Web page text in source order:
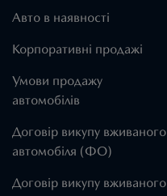
Авто в наявності
Корпоративні продажі
Умови продажу
автомобілів
Договір викупу вживаного
автомобіля (ФО)
Договір викупу вживаного